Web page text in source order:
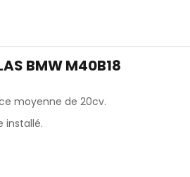
BMW M40B18
moyenne de 20cv.
installé.